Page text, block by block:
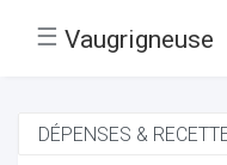
☰ Vaugrigneuse